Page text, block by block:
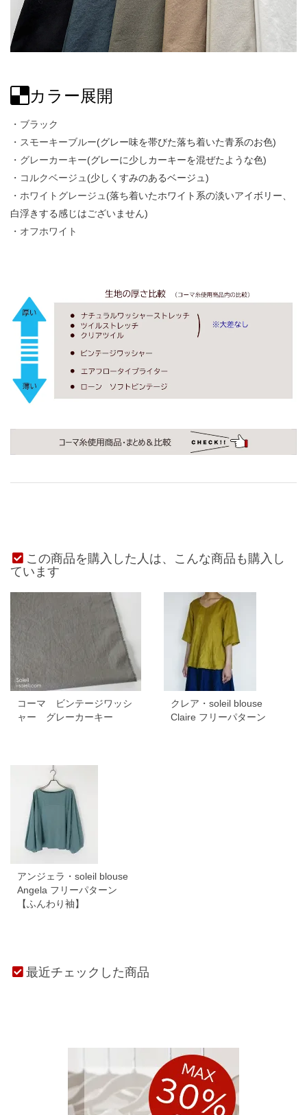
カラー展開
・ブラック
・スモーキーブルー(グレー味を帯びた落ち着いた青系のお色)
・グレーカーキー(グレーに少しカーキーを混ぜたような色)
・コルクベージュ(少しくすみのあるベージュ)
・ホワイトグレージュ(落ち着いたホワイト系の淡いアイボリー、
白浮きする感じはございません)
・オフホワイト
この商品を購入した人は、こんな商品も購入し
ています
コーマ ビンテージワッシ
ャー グレーカーキー
クレア・soleil blouse
Claire フリーパターン
アンジェラ・soleil blouse
Angela フリーパターン
【ふんわり袖】
最近チェックした商品